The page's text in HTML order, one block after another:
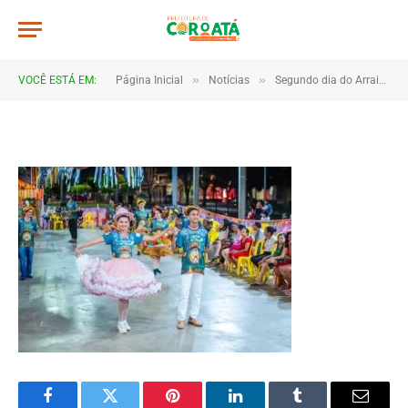
VOCÊ ESTÁ EM: Página Inicial » Notícias » Segundo dia do Arraial do Saber é marcado por encantamento e integração entre escolas e comunidade
JWR_3861